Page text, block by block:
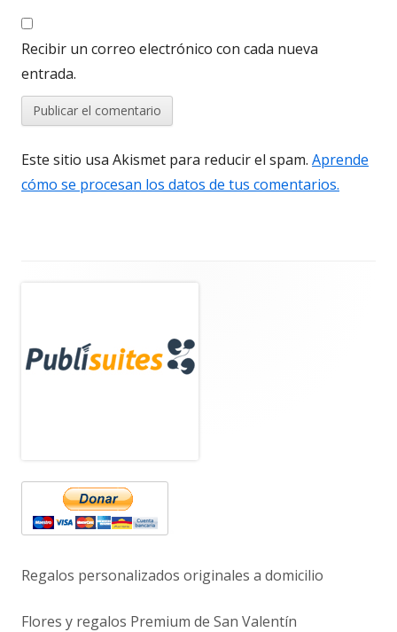
Recibir un correo electrónico con cada nueva
entrada.
Este sitio usa Akismet para reducir el spam. Aprende
cómo se procesan los datos de tus comentarios.
lateral
principal
Regalos personalizados originales a domicilio
Flores y regalos Premium de San Valentín